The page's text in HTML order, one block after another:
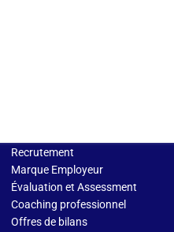
Recrutement
Marque Employeur
Évaluation et Assessment
Coaching professionnel
Offres de bilans